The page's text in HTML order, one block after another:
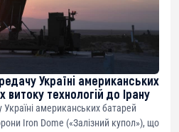
Україні американських
технологій до Ірану
Україні американських батарей
Iron Dome («Залізний купол»), що